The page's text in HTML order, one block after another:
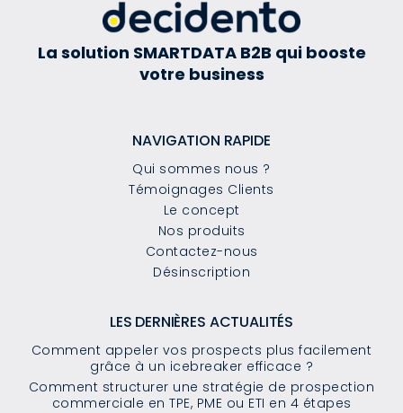
La solution SMARTDATA B2B qui booste
votre business
NAVIGATION RAPIDE
Qui sommes nous ?
Témoignages Clients
Le concept
Nos produits
Contactez-nous
Désinscription
LES DERNIÈRES ACTUALITÉS
Comment appeler vos prospects plus facilement
grâce à un icebreaker efficace ?
Comment structurer une stratégie de prospection
commerciale en TPE, PME ou ETI en 4 étapes